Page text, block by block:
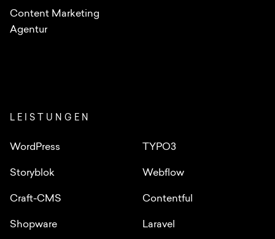
LEISTUNGEN
WordPress TYPO3
Storyblok Webflow
Craft-CMS Contentful
Shopware Laravel
Content Marketing
Agentur